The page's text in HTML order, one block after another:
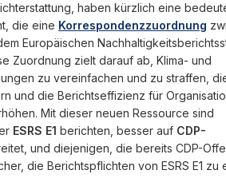
haben kürzlich eine
die eine Korrespondenzzuordnung
Europäischen
Zuordnung zielt darauf ab, Klima- und
zu vereinfachen und zu straffen,
und die Berichtseffizienz für
Mit dieser neuen Ressource sind
ESRS E1 berichten, besser auf CDP-
und diejenigen, die bereits CDP-
die Berichtspflichten von ESRS E1 zu